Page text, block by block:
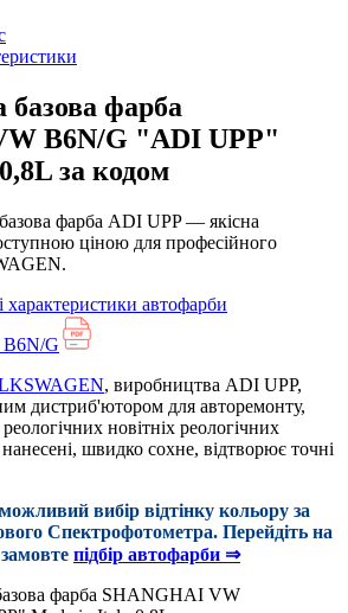
базова фарба
B6N/G "ADI UPP"
за кодом
фарба ADI UPP — якісна
ціною для професійного
характеристики автофарби
G
, виробництва ADI UPP,
дистриб'ютором для авторемонту,
новітніх реологічних
швидко сохне, відтворює точні
вибір відтінку кольору за
Cпектрофотометра. Перейдіть на
підбір автофарби ⇒
фарба SHANGHAI VW